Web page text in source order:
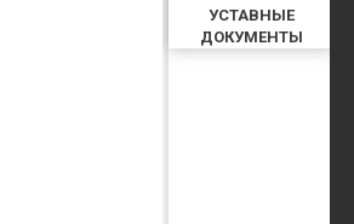
УСТАВНЫЕ
ДОКУМЕНТЫ